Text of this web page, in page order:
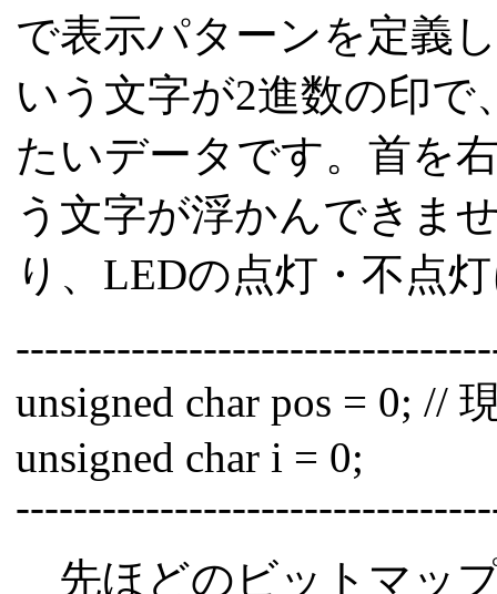
で表示パターンを定義
いう文字が2進数の印で
たいデータです。首を
う文字が浮かんできま
り、LEDの点灯・不点
unsigned char pos = 0; //
unsigned char i = 0;
先ほどのビットマッ